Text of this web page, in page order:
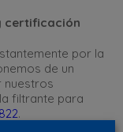
certificación
por la
de un
nuestros
filtrante para
.